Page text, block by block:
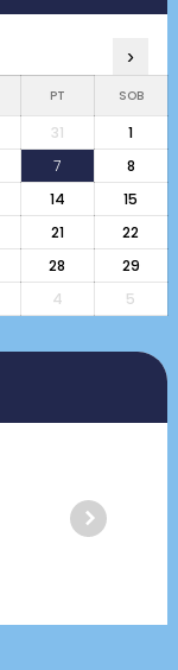
›
PT SOB
31
1
7
8
14
15
21
22
28
29
4 5